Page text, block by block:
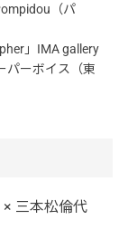
（パ
」IMA gallery
パーボイス（東
三本松倫代